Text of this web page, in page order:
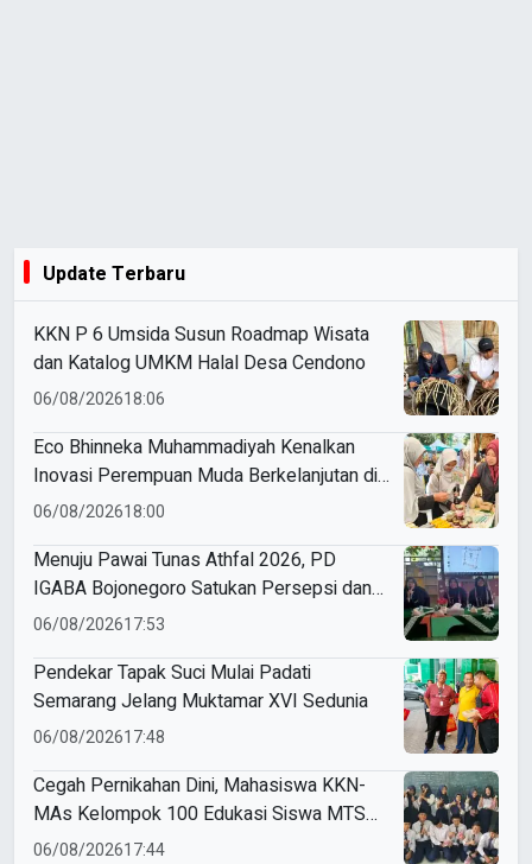
Update Terbaru
KKN P 6 Umsida Susun Roadmap Wisata
dan Katalog UMKM Halal Desa Cendono
06/08/202618:06
Eco Bhinneka Muhammadiyah Kenalkan
Inovasi Perempuan Muda Berkelanjutan di
Muktamar Nasyiatul Aisyiyah
06/08/202618:00
Menuju Pawai Tunas Athfal 2026, PD
IGABA Bojonegoro Satukan Persepsi dan
Utamakan Keselamatan Anak
06/08/202617:53
Pendekar Tapak Suci Mulai Padati
Semarang Jelang Muktamar XVI Sedunia
06/08/202617:48
Cegah Pernikahan Dini, Mahasiswa KKN-
MAs Kelompok 100 Edukasi Siswa MTS
Miftahul Ulum Tawangsari
06/08/202617:44